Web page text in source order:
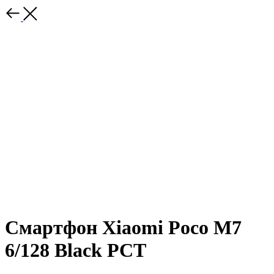
Смартфон Xiaomi Poco M7
6/128 Black РСТ